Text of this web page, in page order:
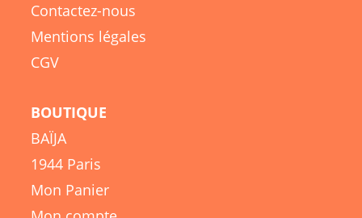
Contactez-nous
Mentions légales
CGV
BOUTIQUE
BAÏJA
1944 Paris
Mon Panier